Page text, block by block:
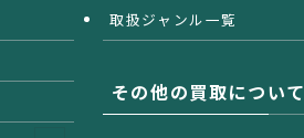
取扱ジャンル一覧
その他の買取について